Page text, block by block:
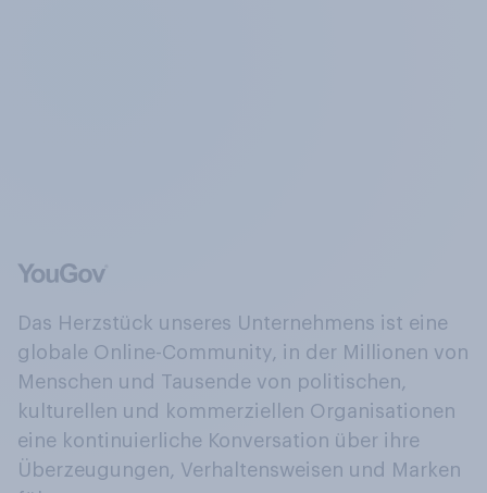
Das Herzstück unseres Unternehmens ist eine
globale Online-Community, in der Millionen von
Menschen und Tausende von politischen,
kulturellen und kommerziellen Organisationen
eine kontinuierliche Konversation über ihre
Überzeugungen, Verhaltensweisen und Marken